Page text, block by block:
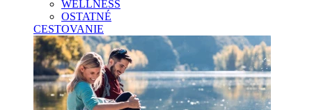
WELLNESS
OSTATNÉ
CESTOVANIE